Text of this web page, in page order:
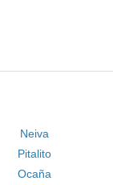
Neiva
Pitalito
Ocaña